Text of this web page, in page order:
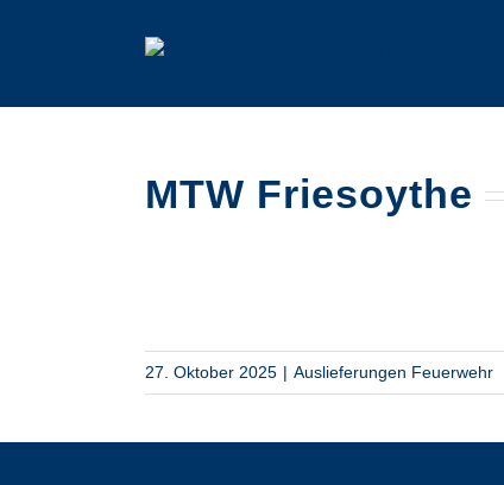
MTW Friesoythe
27. Oktober 2025 | Auslieferungen Feuerwehr